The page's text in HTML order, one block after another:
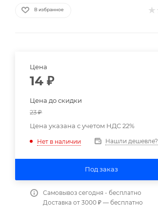
В избранное
Цена
14 ₽
Цена до скидки
23₽
Цена указана с учетом НДС 22%
Нет в наличии Нашли дешевле?
Под заказ
Самовывоз сегодня - бесплатно
Доставка от 3000 ₽ — бесплатно